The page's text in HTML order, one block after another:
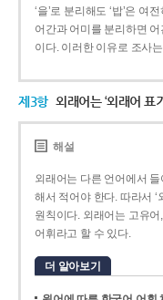
‘을’로 분리해도 ‘밥’은 여
어간과 어미를 분리하면
이다. 이러한 이유로 조사
제3항 외래어는 ‘외래어 표
해설
외래어는 다른 언어에서
해서 적어야 한다. 따라서 ‘
원칙이다. 외래어는 고유
어휘라고 할 수 있다.
더 알아보기